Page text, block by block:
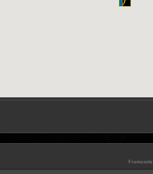
Frumusete